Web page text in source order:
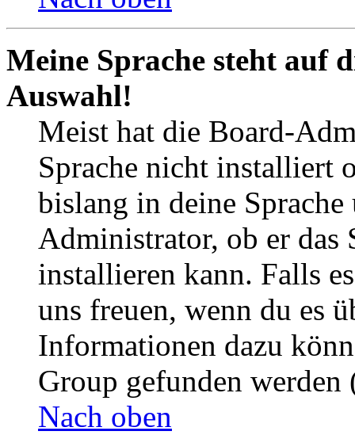
Meine Sprache steht auf
Auswahl!
Meist hat die Board-
Sprache nicht installiert
bislang in deine
Administrator, ob er das
installieren kann. Falls
uns freuen, wenn du es
Informationen dazu
Group gefunden
Nach oben